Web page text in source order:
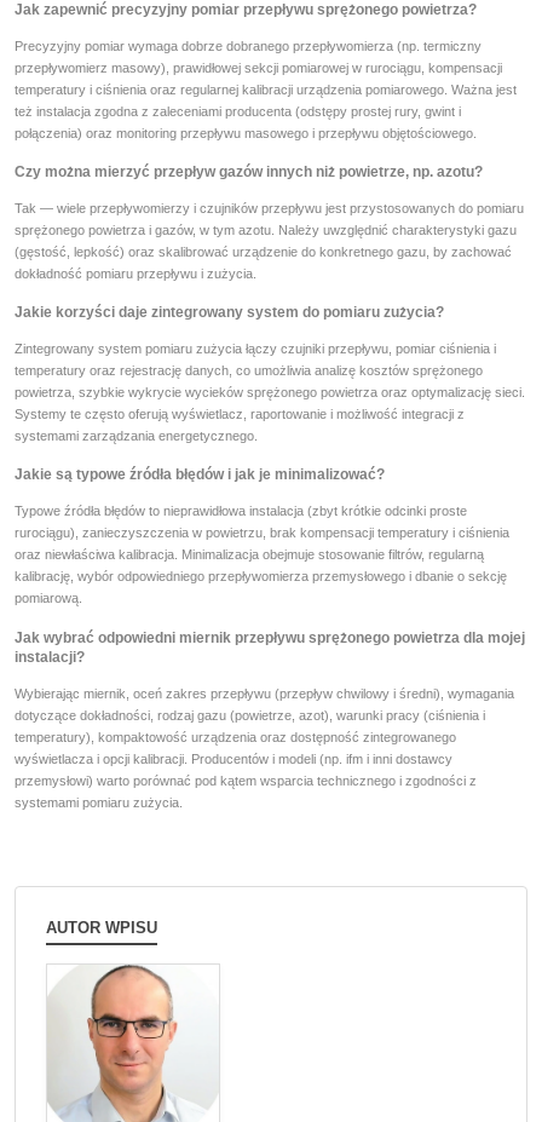
Jak zapewnić precyzyjny pomiar przepływu sprężonego powietrza?
Precyzyjny pomiar wymaga dobrze dobranego przepływomierza (np. termiczny
przepływomierz masowy), prawidłowej sekcji pomiarowej w rurociągu, kompensacji
temperatury i ciśnienia oraz regularnej kalibracji urządzenia pomiarowego. Ważna jest
też instalacja zgodna z zaleceniami producenta (odstępy prostej rury, gwint i
połączenia) oraz monitoring przepływu masowego i przepływu objętościowego.
Czy można mierzyć przepływ gazów innych niż powietrze, np. azotu?
Tak — wiele przepływomierzy i czujników przepływu jest przystosowanych do pomiaru
sprężonego powietrza i gazów, w tym azotu. Należy uwzględnić charakterystyki gazu
(gęstość, lepkość) oraz skalibrować urządzenie do konkretnego gazu, by zachować
dokładność pomiaru przepływu i zużycia.
Jakie korzyści daje zintegrowany system do pomiaru zużycia?
Zintegrowany system pomiaru zużycia łączy czujniki przepływu, pomiar ciśnienia i
temperatury oraz rejestrację danych, co umożliwia analizę kosztów sprężonego
powietrza, szybkie wykrycie wycieków sprężonego powietrza oraz optymalizację sieci.
Systemy te często oferują wyświetlacz, raportowanie i możliwość integracji z
systemami zarządzania energetycznego.
Jakie są typowe źródła błędów i jak je minimalizować?
Typowe źródła błędów to nieprawidłowa instalacja (zbyt krótkie odcinki proste
rurociągu), zanieczyszczenia w powietrzu, brak kompensacji temperatury i ciśnienia
oraz niewłaściwa kalibracja. Minimalizacja obejmuje stosowanie filtrów, regularną
kalibrację, wybór odpowiedniego przepływomierza przemysłowego i dbanie o sekcję
pomiarową.
Jak wybrać odpowiedni miernik przepływu sprężonego powietrza dla mojej
instalacji?
Wybierając miernik, oceń zakres przepływu (przepływ chwilowy i średni), wymagania
dotyczące dokładności, rodzaj gazu (powietrze, azot), warunki pracy (ciśnienia i
temperatury), kompaktowość urządzenia oraz dostępność zintegrowanego
wyświetlacza i opcji kalibracji. Producentów i modeli (np. ifm i inni dostawcy
przemysłowi) warto porównać pod kątem wsparcia technicznego i zgodności z
systemami pomiaru zużycia.
AUTOR WPISU